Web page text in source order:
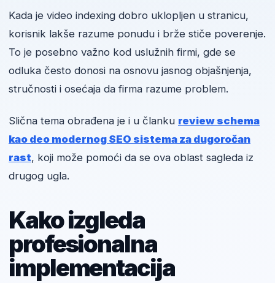
Kada je video indexing dobro uklopljen u stranicu,
korisnik lakše razume ponudu i brže stiče poverenje.
To je posebno važno kod uslužnih firmi, gde se
odluka često donosi na osnovu jasnog objašnjenja,
stručnosti i osećaja da firma razume problem.
Slična tema obrađena je i u članku review schema
kao deo modernog SEO sistema za dugoročan
rast, koji može pomoći da se ova oblast sagleda iz
drugog ugla.
Kako izgleda
profesionalna
implementacija